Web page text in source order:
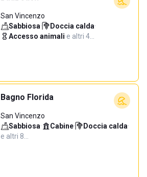
San Vincenzo
Sabbiosa· Doccia calda·
Accesso animali·e altri 4…
Bagno Florida
San Vincenzo
Sabbiosa· Cabine· Doccia calda·
e altri 8…